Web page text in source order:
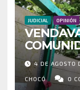
JUDICIAL OPINIÓN
ENTRE
4 DE
CHOCÓ 0